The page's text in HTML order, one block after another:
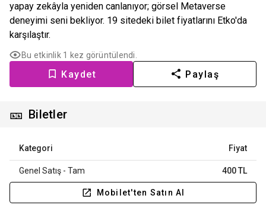
yapay zekâyla yeniden canlanıyor; görsel Metaverse
deneyimi seni bekliyor. 19 sitedeki bilet fiyatlarını Etko'da
karşılaştır.
Bu etkinlik 1 kez görüntülendi.
Kaydet Paylaş
🎫 Biletler
Kategori Fiyat
Genel Satış - Tam 400 TL
Mobilet'ten Satın Al